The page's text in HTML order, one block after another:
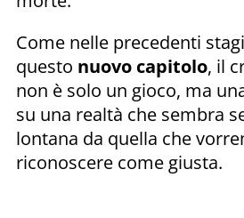
Come nelle precedenti
questo nuovo capitolo, il
non è solo un gioco, ma
su una realtà che sembra
lontana da quella che
riconoscere come giusta.